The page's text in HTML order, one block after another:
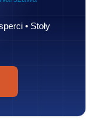
• Stoły